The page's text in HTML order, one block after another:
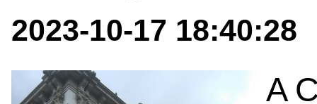
2023-10-17 18:40:28
A